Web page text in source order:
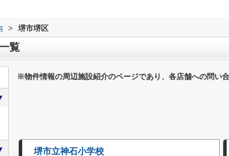
> 堺市堺区
覧
※物件情報の周辺施設紹介のページであり、各店舗への問い
堺市立神石小学校